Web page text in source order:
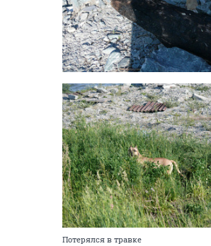
Потерялся в травке